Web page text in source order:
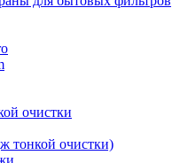
очистки
тонкой очистки)